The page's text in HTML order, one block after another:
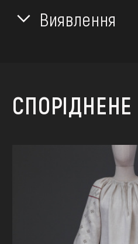
Виявлення
СПОРІДНЕНЕ